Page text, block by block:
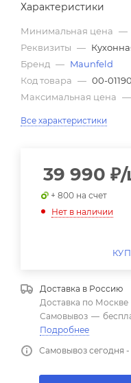
Характеристики
Минимальная цена —
Реквизиты —
Бренд — Maunfeld
Код товара — 00-
Максимальная цена —
Все характеристики
39 990 ₽
+ 800 на счет
Нет в наличии
Доставка в Россию
Доставка по Москве
Самовывоз —
Подробнее
Самовывоз сегодня